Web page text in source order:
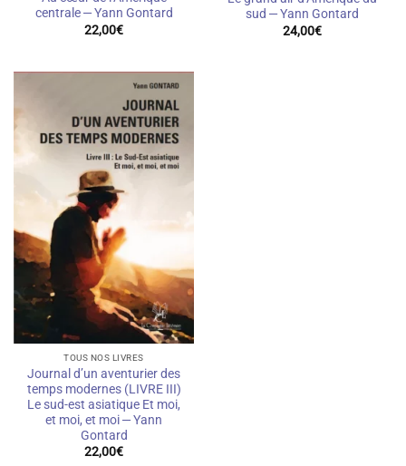
centrale — Yann Gontard
22,00€
sud — Yann Gontard
24,00€
TOUS NOS LIVRES
Journal d’un aventurier des
temps modernes (LIVRE III)
Le sud-est asiatique Et moi,
et moi, et moi — Yann
Gontard
22,00€